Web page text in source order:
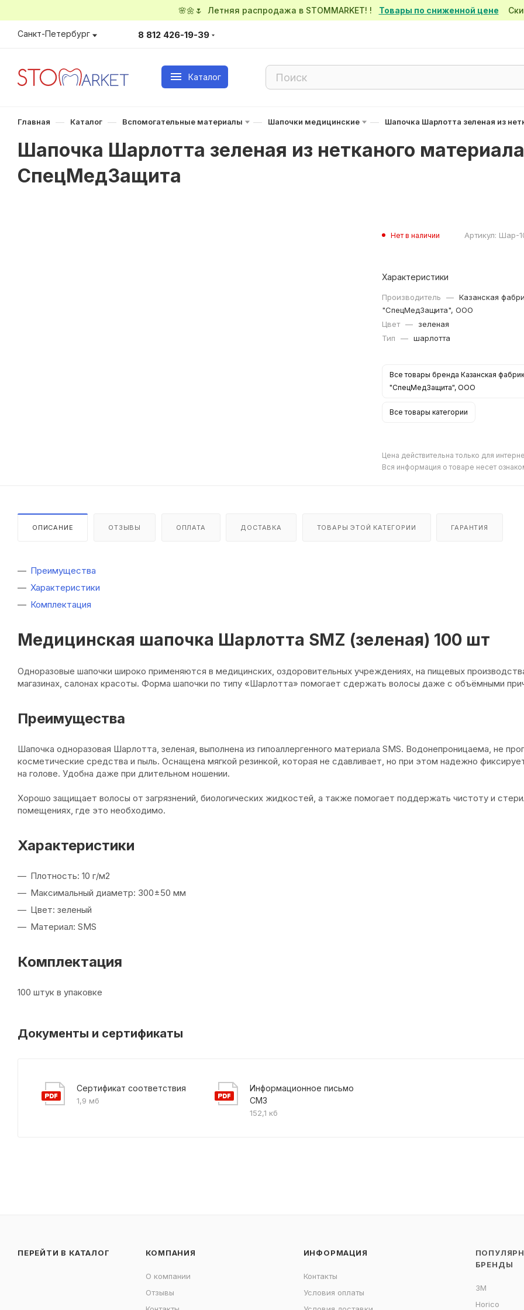
🌸🌼🌷 Летняя распродажа в STOMMARKET! ! Товары по сниженной цене
Санкт-Петербург 8 812 426-19-39
Каталог
Главная — Каталог — Вспомогательные материалы — Шапочки медицинские — Шапочка Шарлотта зеленая из
Шапочка Шарлотта зеленая из нетканого
СпецМедЗащита
Нет в наличии Артикул: Шар-
Характеристики
Производитель — Казанская
"СпецМедЗащита", ООО
Цвет —
зеленая
Тип
— шарлотта
Все товары бренда Казанская
"СпецМедЗащита", ООО
Все товары категории
Цена действительна только для
Вся информация о товаре несет
ОПИСАНИЕ ОТЗЫВЫ ОПЛАТА ДОСТАВКА ТОВАРЫ ЭТОЙ КАТЕГОРИИ ГАРАНТИЯ
Преимущества
Характеристики
Комплектация
Медицинская шапочка Шарлотта SMZ (зеленая) 100 шт
Одноразовые шапочки широко применяются в медицинских, оздоровительных учреждениях, на пищевых
магазинах, салонах красоты. Форма шапочки по типу «Шарлотта» помогает сдержать волосы даже с объёмными
Преимущества
Шапочка одноразовая Шарлотта, зеленая, выполнена из гипоаллергенного материала SMS. Водонепроницаема, не
косметические средства и пыль. Оснащена мягкой резинкой, которая не сдавливает, но при этом надежно
на голове. Удобна даже при длительном ношении.
Хорошо защищает волосы от загрязнений, биологических жидкостей, а также помогает поддержать чистоту и
помещениях, где это необходимо.
Характеристики
Плотность: 10 г/м2
Максимальный диаметр: 300±50 мм
Цвет: зеленый
Материал: SMS
Комплектация
100 штук в упаковке
Документы и сертификаты
Сертификат соответствия
1,9 мб
Информационное письмо
СМЗ
152,1 кб
ПЕРЕЙТИ В КАТАЛОГ КОМПАНИЯ
О компании
Отзывы
ИНФОРМАЦИЯ
Контакты
Условия оплаты
БРЕНДЫ
3M
Horico